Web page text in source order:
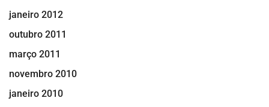
janeiro 2012
outubro 2011
março 2011
novembro 2010
janeiro 2010